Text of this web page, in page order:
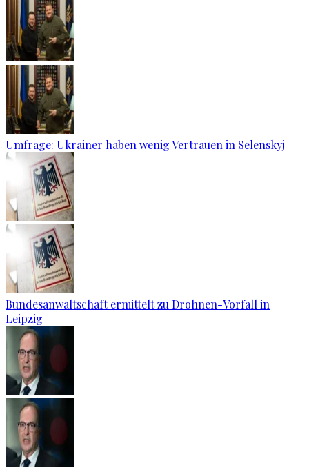
Umfrage: Ukrainer haben wenig Vertrauen in Selenskyj
Bundesanwaltschaft ermittelt zu Drohnen-Vorfall in
Leipzig